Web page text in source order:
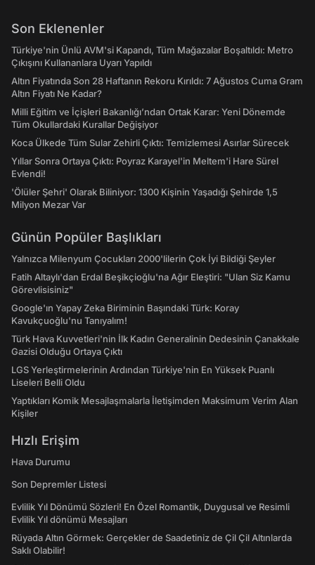
Son Eklenenler
Türkiye'nin Ünlü AVM'si Kapandı, Tüm Mağazalar Boşaltıldı: Metro
Çıkışını Kullananlara Uyarı Yapıldı
Altın Fiyatında Son 28 Haftanın Rekoru Kırıldı: 7 Ağustos Cuma Gram
Altın Fiyatı Ne Kadar?
Milli Eğitim ve İçişleri Bakanlığı’ndan Ortak Karar: Yeni Dönemde
Tüm Okullardaki Kurallar Değişiyor
Koca Ülkede Tüm Sular Zehirli Çıktı: Temizlemesi Asırlar Sürecek
Yıllar Sonra Ortaya Çıktı: Poyraz Karayel'in Meltem'i Hare Sürel
Evlendi!
'Ölüler Şehri' Olarak Biliniyor: 1300 Kişinin Yaşadığı Şehirde 1,5
Milyon Mezar Var
Günün Popüler Başlıkları
Yalnızca Milenyum Çocukları 2000'lilerin Çok İyi Bildiği Şeyler
Fatih Altaylı'dan Erdal Beşikçioğlu'na Ağır Eleştiri: "Ulan Siz Kamu
Görevlisisiniz"
Google'ın Yapay Zeka Biriminin Başındaki Türk: Koray
Kavukçuoğlu'nu Tanıyalım!
Türk Hava Kuvvetleri'nin İlk Kadın Generalinin Dedesinin Çanakkale
Gazisi Olduğu Ortaya Çıktı
LGS Yerleştirmelerinin Ardından Türkiye'nin En Yüksek Puanlı
Liseleri Belli Oldu
Yaptıkları Komik Mesajlaşmalarla İletişimden Maksimum Verim Alan
Kişiler
Hızlı Erişim
Hava Durumu
Son Depremler Listesi
Evlilik Yıl Dönümü Sözleri! En Özel Romantik, Duygusal ve Resimli
Evlilik Yıl dönümü Mesajları
Rüyada Altın Görmek: Gerçekler de Saadetiniz de Çil Çil Altınlarda
Saklı Olabilir!